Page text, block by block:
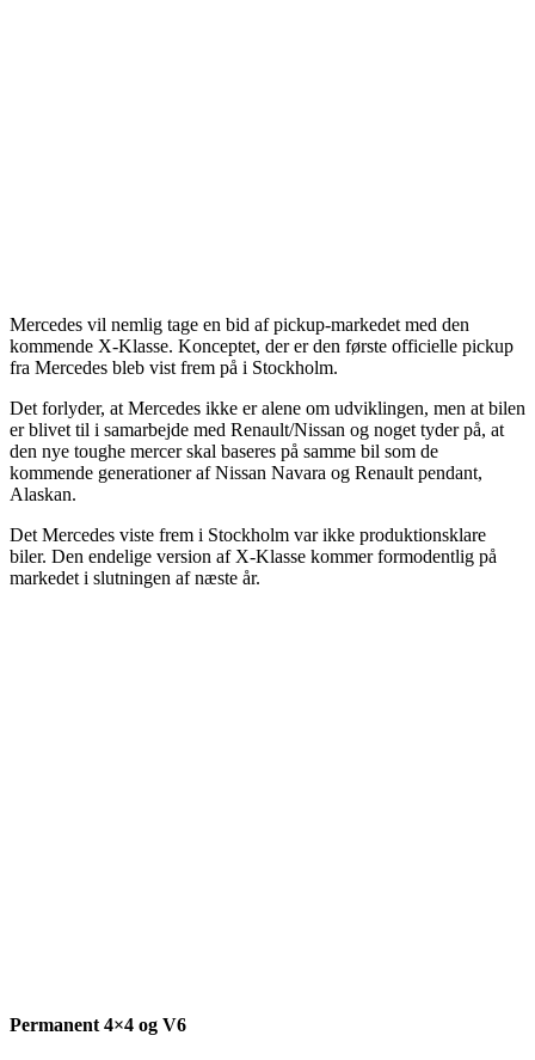
Mercedes vil nemlig tage en bid af pickup-markedet med den
kommende X-Klasse. Konceptet, der er den første officielle pickup
fra Mercedes bleb vist frem på i Stockholm.
Det forlyder, at Mercedes ikke er alene om udviklingen, men at bilen
er blivet til i samarbejde med Renault/Nissan og noget tyder på, at
den nye toughe mercer skal baseres på samme bil som de
kommende generationer af Nissan Navara og Renault pendant,
Alaskan.
Det Mercedes viste frem i Stockholm var ikke produktionsklare
biler. Den endelige version af X-Klasse kommer formodentlig på
markedet i slutningen af næste år.
Permanent 4×4 og V6